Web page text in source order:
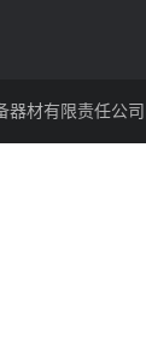
器材有限责任公司